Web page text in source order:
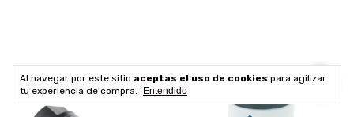
Al navegar por este sitio aceptas el uso de cookies para agilizar
tu experiencia de compra.
Entendido